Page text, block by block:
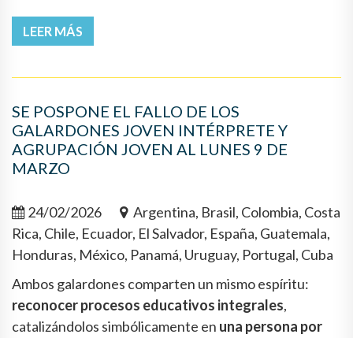
LEER MÁS
SE POSPONE EL FALLO DE LOS
GALARDONES JOVEN INTÉRPRETE Y
AGRUPACIÓN JOVEN AL LUNES 9 DE
MARZO
24/02/2026
Argentina, Brasil, Colombia, Costa
Rica, Chile, Ecuador, El Salvador, España, Guatemala,
Honduras, México, Panamá, Uruguay, Portugal, Cuba
Ambos galardones comparten un mismo espíritu:
reconocer procesos educativos integrales,
catalizándolos simbólicamente en una persona por